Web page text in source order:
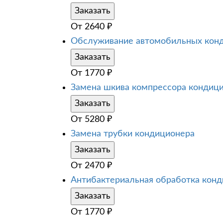
Заказать
От 2640 ₽
Обслуживание автомобильных
Заказать
От 1770 ₽
Замена шкива компрессора
Заказать
От 5280 ₽
Замена трубки кондиционера
Заказать
От 2470 ₽
Антибактериальная обработка
Заказать
От 1770 ₽